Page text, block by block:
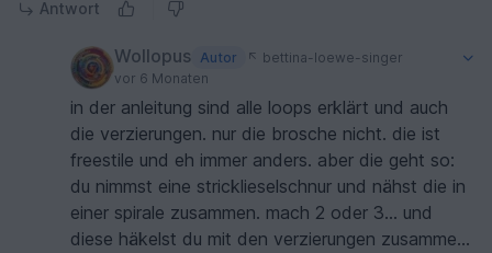
Antwort
Wollopus Autor
bettina-loewe-singer
vor 6 Monaten
in der anleitung sind alle loops erklärt und auch
die verzierungen. nur die brosche nicht. die ist
freestile und eh immer anders. aber die geht so:
du nimmst eine stricklieselschnur und nähst die in
einer spirale zusammen. mach 2 oder 3... und
diese häkelst du mit den verzierungen zusammen.